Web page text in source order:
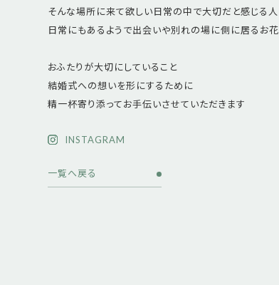
そんな場所に来て欲しい日常の中で大切だと感じる人
日常にもあるようで出会いや別れの場に側に居るお花
おふたりが大切にしていること
結婚式への想いを形にするために
精一杯寄り添ってお手伝いさせていただきます
INSTAGRAM
一覧へ戻る